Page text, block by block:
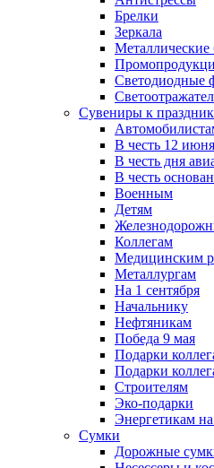
Брелки
Зеркала
Металлические
Светодиодные
Сувениры к
В честь 12 июня
В честь дня
В честь
Военным
Детям
Коллегам
Медицинским
Металлургам
На 1 сентября
Начальнику
Нефтяникам
Победа 9 мая
Подарки
Подарки
Строителям
Эко-подарки
Энергетикам
Сумки
Дорожные